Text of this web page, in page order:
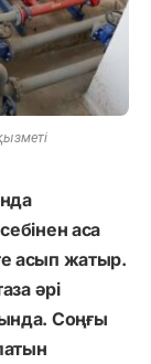
аса
асып жатыр.
әрі
Соңғы